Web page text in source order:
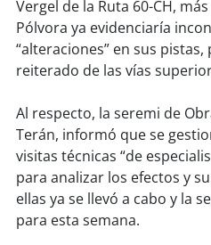
soycalama
soyantofagasta
soycopiapó
valparaíso
soy quillota
Vergel de la Ruta 60-CH,
Pólvora ya evidenciaría
“alteraciones” en sus
reiterado de las vías
Al respecto, la seremi de
Terán, informó que se
visitas técnicas “de
para analizar los efectos y
ellas ya se llevó a cabo y la
para esta semana.